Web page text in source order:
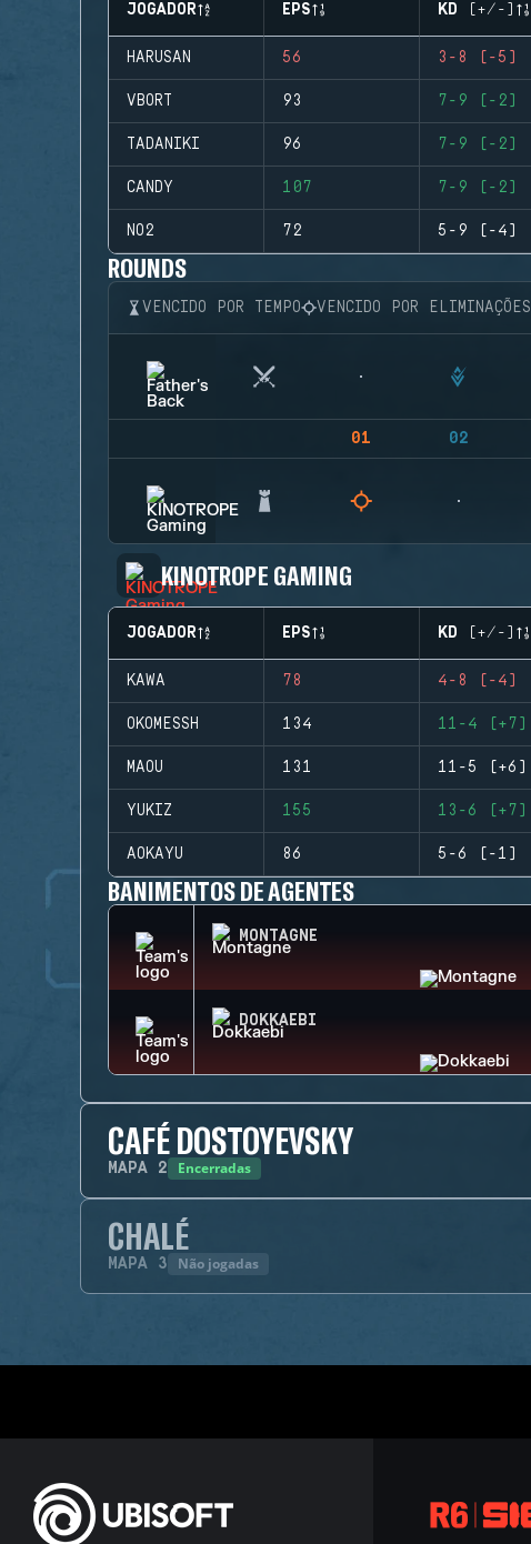
JOGADOR EPS KD (+/-)
HARUSAN 56 3-8 (-5)
VBORT 93 7-9 (-2)
TADANIKI 96 7-9 (-2)
CANDY 107 7-9 (-2)
NO2 72 5-9 (-4)
ROUNDS
VENCIDO POR TEMPO VENCIDO POR ELIMINAÇÕES
01 02
KINOTROPE GAMING
JOGADOR EPS KD (+/-)
KAWA 78 4-8 (-4)
OKOMESSH 134 11-4 (+7)
MAOU 131 11-5 (+6)
YUKIZ 155 13-6 (+7)
AOKAYU 86 5-6 (-1)
BANIMENTOS DE AGENTES
MONTAGNE
DOKKAEBI
CAFÉ DOSTOYEVSKY
MAPA 2 Encerradas
CHALÉ
MAPA 3 Não jogadas